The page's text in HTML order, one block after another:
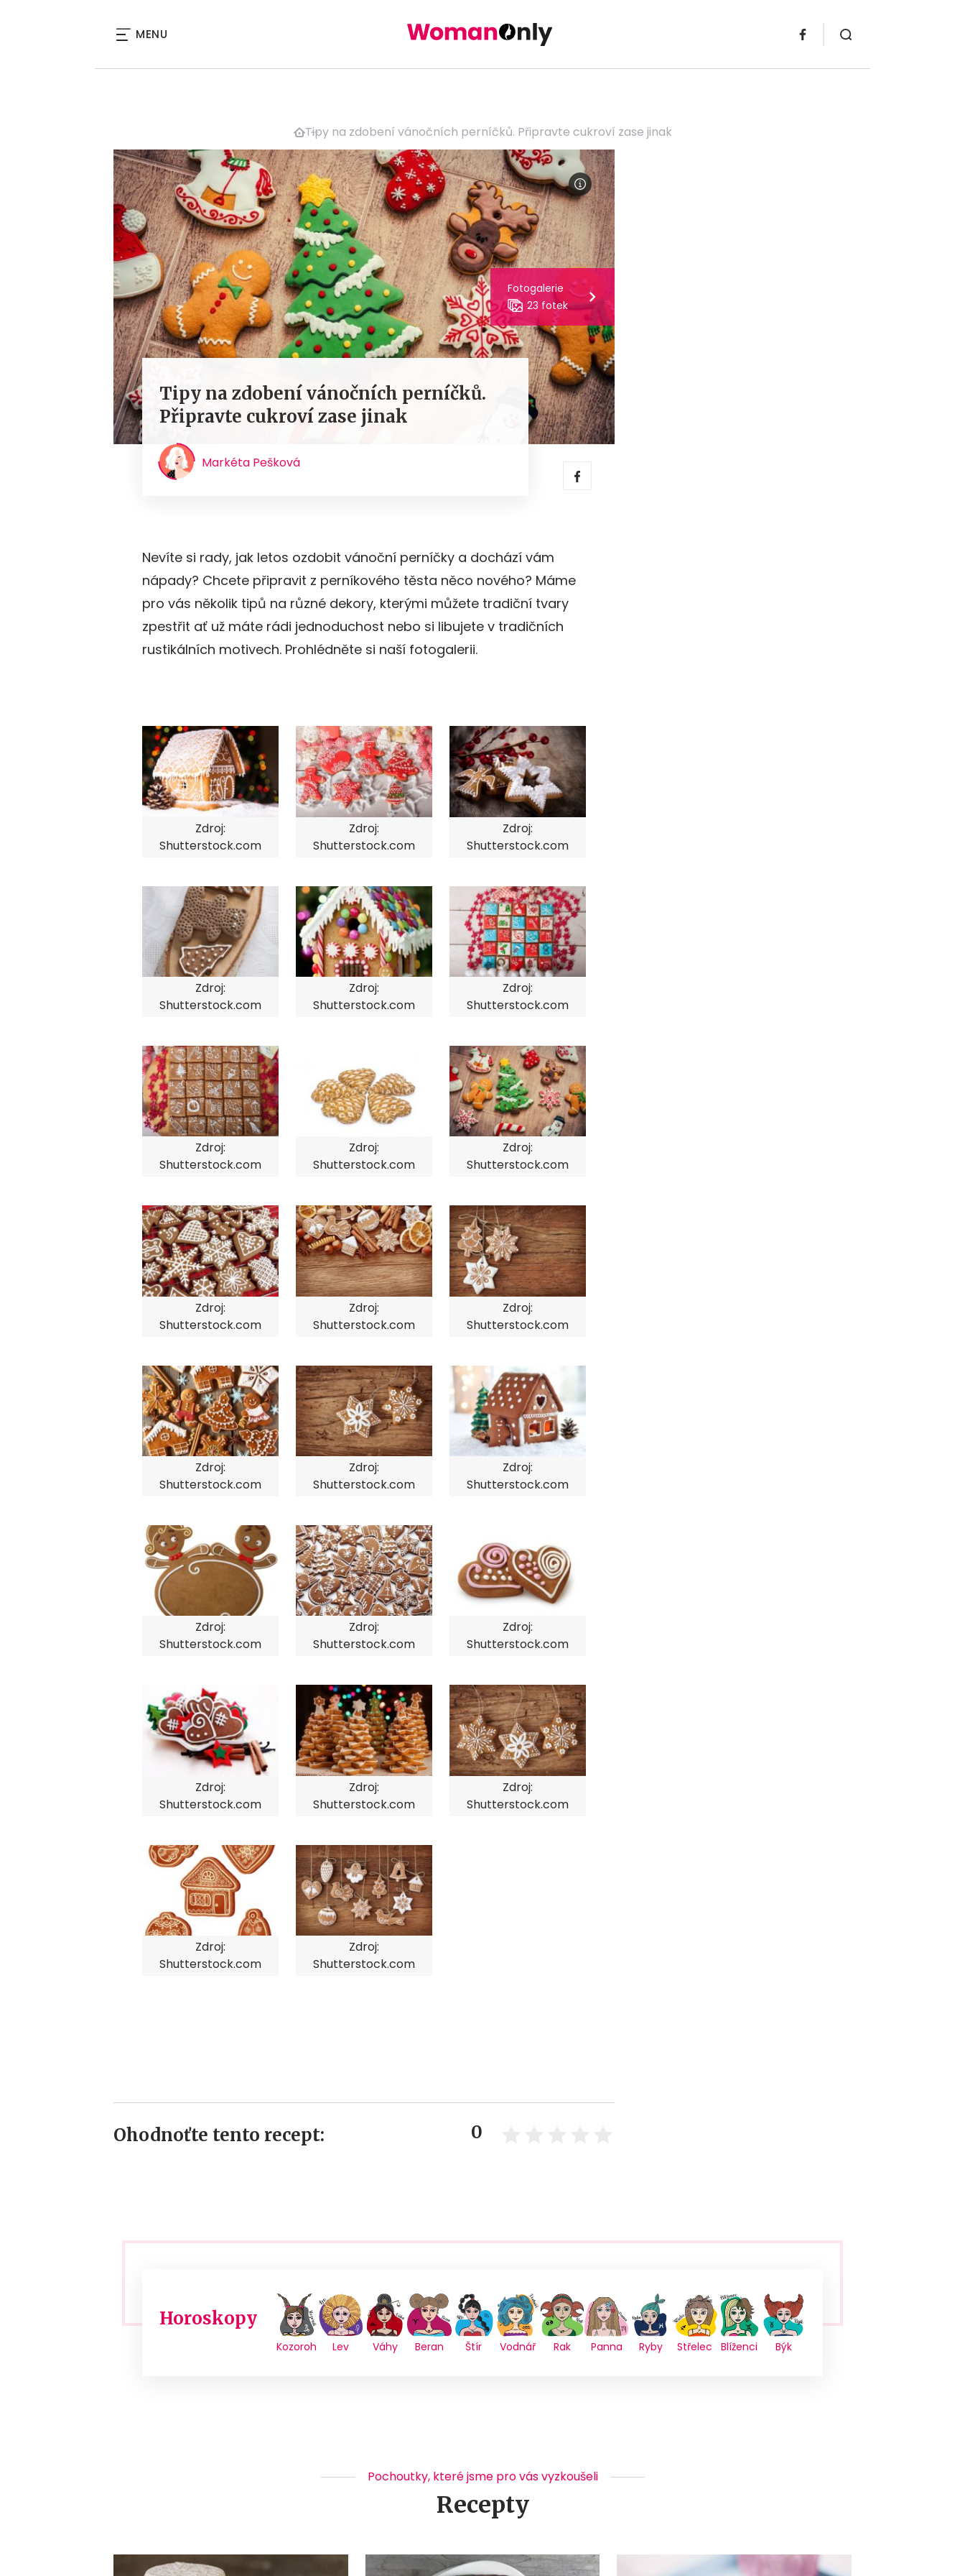
MENU
Tipy na zdobení vánočních perníčků. Připravte cukroví zase jinak
Fotogalerie
23 fotek
Tipy na zdobení vánočních perníčků.
Připravte cukroví zase jinak
Markéta Pešková
Nevíte si rady, jak letos ozdobit vánoční perníčky a dochází vám
nápady? Chcete připravit z perníkového těsta něco nového? Máme
pro vás několik tipů na různé dekory, kterými můžete tradiční tvary
zpestřit ať už máte rádi jednoduchost nebo si libujete v tradičních
rustikálních motivech. Prohlédněte si naší fotogalerii.
Zdroj:
Shutterstock.com
Zdroj:
Shutterstock.com
Zdroj:
Shutterstock.com
Zdroj:
Shutterstock.com
Zdroj:
Shutterstock.com
Zdroj:
Shutterstock.com
Zdroj:
Shutterstock.com
Zdroj:
Shutterstock.com
Zdroj:
Shutterstock.com
Zdroj:
Shutterstock.com
Zdroj:
Shutterstock.com
Zdroj:
Shutterstock.com
Zdroj:
Shutterstock.com
Zdroj:
Shutterstock.com
Zdroj:
Shutterstock.com
Zdroj:
Shutterstock.com
Zdroj:
Shutterstock.com
Zdroj:
Shutterstock.com
Zdroj:
Shutterstock.com
Zdroj:
Shutterstock.com
Zdroj:
Shutterstock.com
Zdroj:
Shutterstock.com
Zdroj:
Shutterstock.com
Ohodnoťte tento recept: 0
Horoskopy
Kozoroh Lev Váhy Beran Štír Vodnář Rak Panna Ryby Střelec Blíženci Býk
Pochoutky, které jsme pro vás vyzkoušeli
Recepty